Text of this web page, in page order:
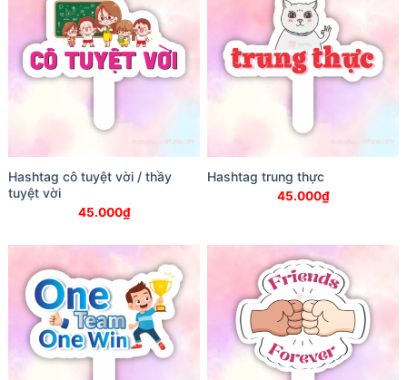
Hashtag cô tuyệt vời / thầy
tuyệt vời
45.000₫
Hashtag trung thực
45.000₫